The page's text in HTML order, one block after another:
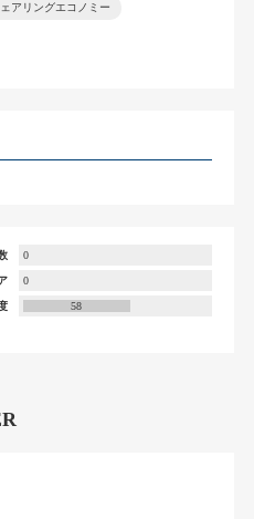
アリングエコノミー
0
0
58